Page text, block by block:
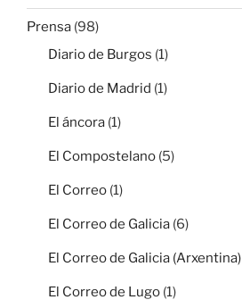
Prensa (98)
Diario de Burgos (1)
Diario de Madrid (1)
El áncora (1)
El Compostelano (5)
El Correo (1)
El Correo de Galicia (6)
El Correo de Galicia (Arxentina)
El Correo de Lugo (1)